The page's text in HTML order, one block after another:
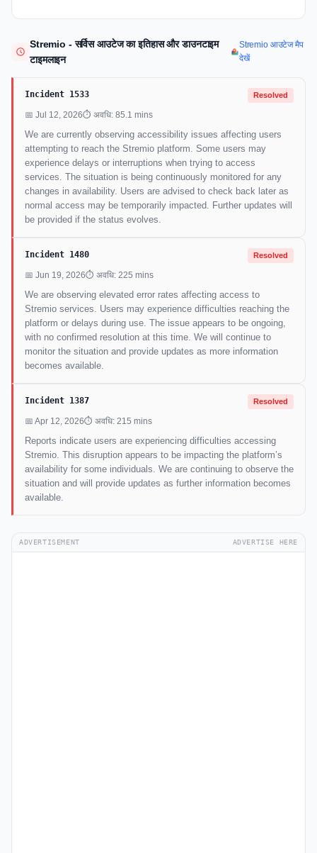
Stremio - सर्विस आउटेज का इतिहास और डाउनटाइम
टाइमलाइन
Stremio आउटेज मैप
देखें
Incident 1533 Resolved
📅 Jul 12, 2026⏱ अवधि: 85.1 mins
We are currently observing accessibility issues affecting users
attempting to reach the Stremio platform. Some users may
experience delays or interruptions when trying to access
services. The situation is being continuously monitored for any
changes in availability. Users are advised to check back later as
normal access may be temporarily impacted. Further updates will
be provided if the status evolves.
Incident 1480 Resolved
📅 Jun 19, 2026⏱ अवधि: 225 mins
We are observing elevated error rates affecting access to
Stremio services. Users may experience difficulties reaching the
platform or delays during use. The issue appears to be ongoing,
with no confirmed resolution at this time. We will continue to
monitor the situation and provide updates as more information
becomes available.
Incident 1387 Resolved
📅 Apr 12, 2026⏱ अवधि: 215 mins
Reports indicate users are experiencing difficulties accessing
Stremio. This disruption appears to be impacting the platform’s
availability for some individuals. We are continuing to observe the
situation and will provide updates as further information becomes
available.
ADVERTISEMENT ADVERTISE HERE